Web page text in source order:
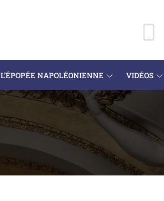
L’ÉPOPÉE NAPOLÉONIENNE VIDÉOS